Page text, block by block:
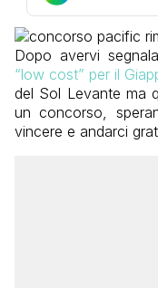
Dopo avervi
“low cost” per il
del Sol Levante ma
un concorso,
vincere e andarci